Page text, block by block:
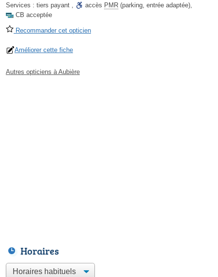
Services : tiers payant , accès PMR (parking, entrée adaptée),
CB acceptée
Recommander cet opticien
Améliorer cette fiche
Autres opticiens à Aubière
Horaires